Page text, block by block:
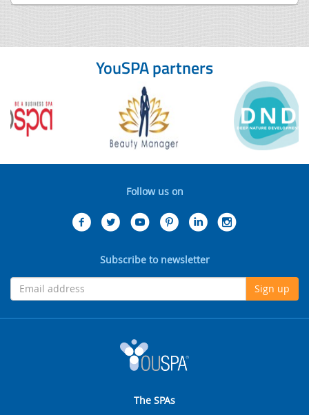
YouSPA partners
Follow us on
Subscribe to newsletter
Sign up
The SPAs